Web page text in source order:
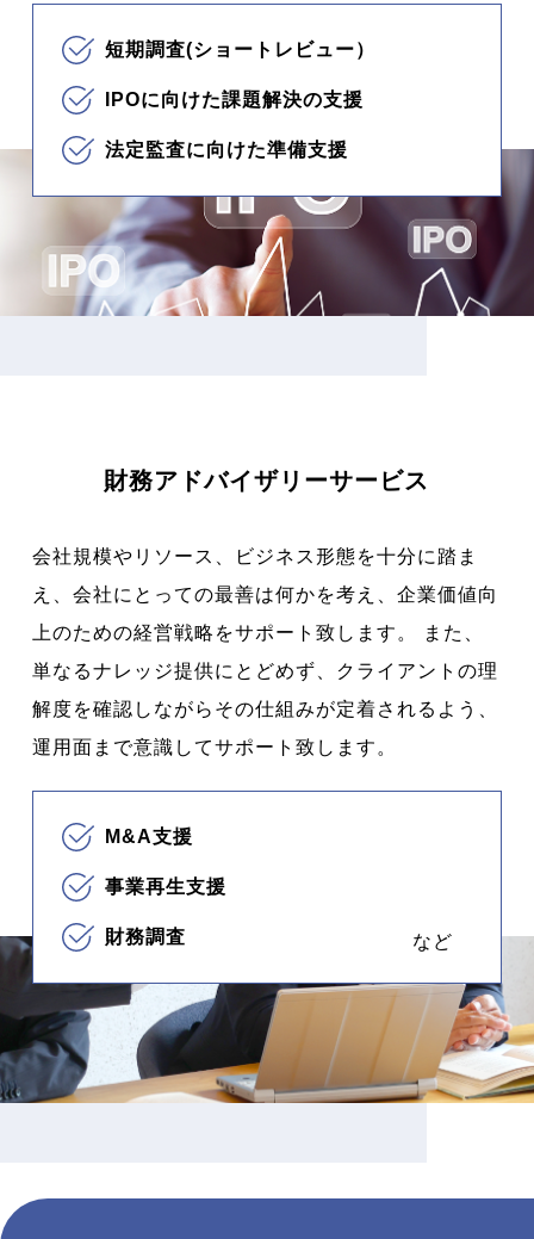
短期調査(ショートレビュー）
IPOに向けた課題解決の支援
法定監査に向けた準備支援
財務アドバイザリーサービス
会社規模やリソース、ビジネス形態を十分に踏ま
え、会社にとっての最善は何かを考え、企業価値向
上のための経営戦略をサポート致します。 また、
単なるナレッジ提供にとどめず、クライアントの理
解度を確認しながらその仕組みが定着されるよう、
運用面まで意識してサポート致します。
M&A支援
事業再生支援
財務調査